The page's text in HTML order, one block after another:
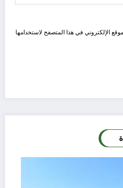
الإلكتروني في هذا المتصفح لاستخدامها